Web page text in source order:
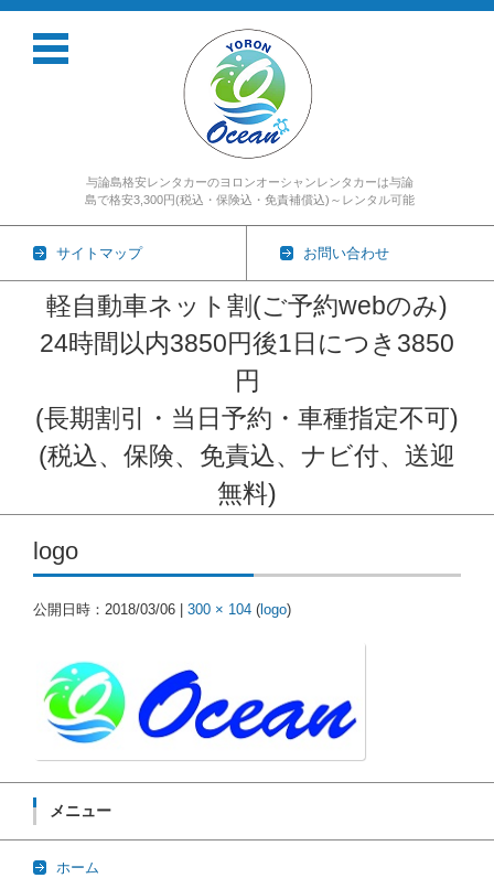
与論島格安レンタカーのヨロンオーシャンレンタカーは与論
島で格安3,300円(税込・保険込・免責補償込)～レンタル可能
サイトマップ お問い合わせ
軽自動車ネット割(ご予約webのみ)
24時間以内3850円後1日につき3850
円
(長期割引・当日予約・車種指定不可)
(税込、保険、免責込、ナビ付、送迎
無料)
コンテンツに移動
logo
公開日時： 2018/03/06 300 × 104 ( logo)
メニュー
ホーム